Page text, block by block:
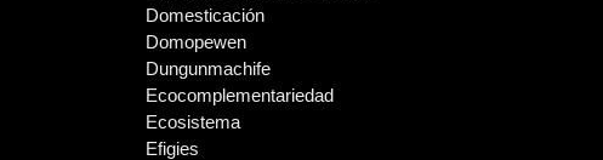
Domesticación
Domopewen
Dungunmachife
Ecocomplementariedad
Ecosistema
Efigies